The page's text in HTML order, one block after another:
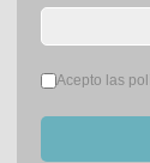
Términos
Acepto las